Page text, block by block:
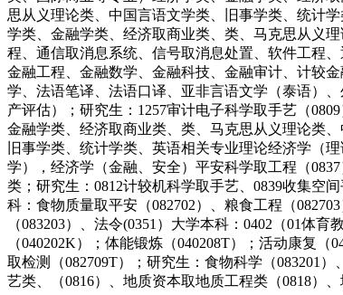
思从义理论类、中国言语文学类、旧事学类、统计
学类、金融学类、经济取商业类、类、马克思从义
程、通信取消息系统、信号取消息处置、软件工程
金融工程、金融数学、金融科技、金融审计、计较
学、法语笔译、法语口译、亚非言语文学（泰语）
产评估）；研究生：1257审计电子科学取手艺（
金融学类、经济取商业类、类、马克思从义理论类
旧事学类、统计学类、英语相关专业理论经济学（
学），经济学（金融、安全）平安科学取工程（
类；研究生：0812计较机科学取手艺、0839收集空
科：食物质量取平安（082702）、粮食工程（
（083203）、法令(0351）大学本科：0402（01体
（040202K）；体能锻炼（040208T）；活动康复
取检测（082709T）；研究生：食物科学（083201
艺类、（0816）、地质资本取地质工程类（0818）、